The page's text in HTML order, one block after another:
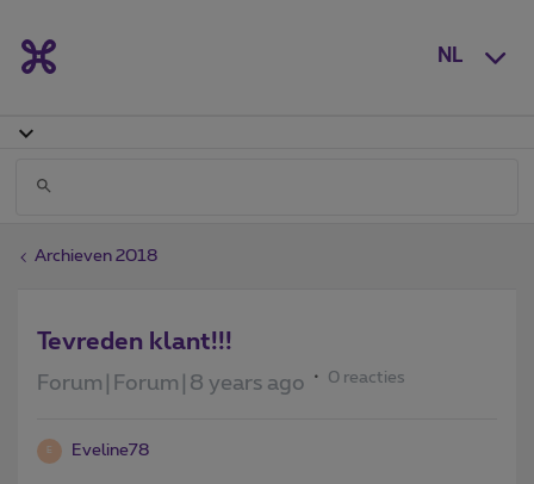
NL
Archieven 2018
Tevreden klant!!!
Forum|Forum|8 years ago 0 reacties
E Eveline78